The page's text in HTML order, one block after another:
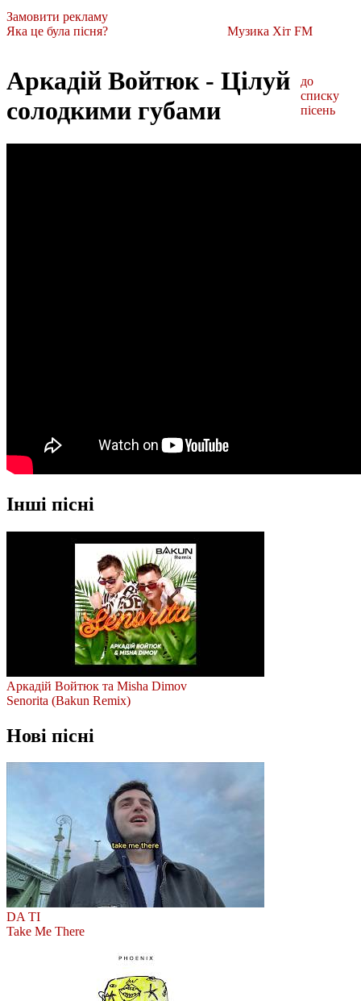
Замовити рекламу
Яка це була пісня?
Музика Хіт FM
Аркадій Войтюк - Цілуй
солодкими губами
до
списку
пісень
Інші пісні
Аркадій Войтюк та Misha Dimov
Senorita (Bakun Remix)
Нові пісні
DA TI
Take Me There